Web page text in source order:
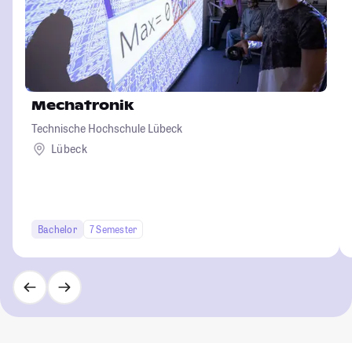
Mechatronik
Technische Hochschule Lübeck
Lübeck
Bachelor 7 Semester